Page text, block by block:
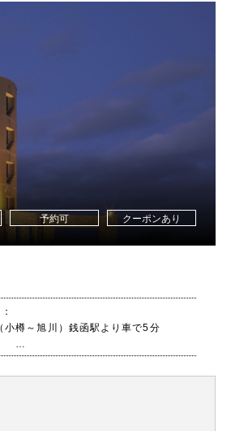
狩方面へ行きの左側の建物です。
行をご利用のお客様には更に500
（当日の領収書及びレシートをフロ
ださいませ）
クシー会社が深夜営業無くなりま
帯のタクシーご利用の際はご注意く
予約可 クーポンあり
小樽～旭川）銭函駅より車で5分
いドリームビーチから車で5分